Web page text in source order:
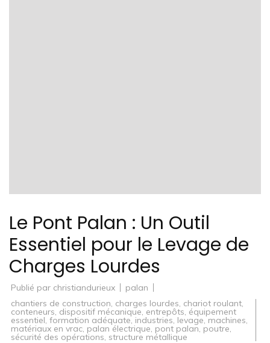
Le Pont Palan : Un Outil
Essentiel pour le Levage de
Charges Lourdes
Publié par christiandurieux
palan
chantiers de construction, charges lourdes, chariot roulant,
conteneurs, dispositif mécanique, entrepôts, équipement
essentiel, formation adéquate, industries, levage,machines,
matériaux en vrac, palan électrique, pont palan, poutre,
sécurité des opérations, structure métallique